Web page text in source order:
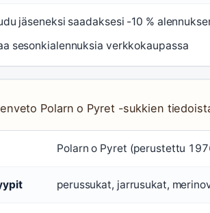
jäseneksi saadaksesi -10 %
sesonkialennuksia verkkokaupassa
Polarn o Pyret -sukkien
Polarn o Pyret (perustettu
perussukat, jarrusukat,